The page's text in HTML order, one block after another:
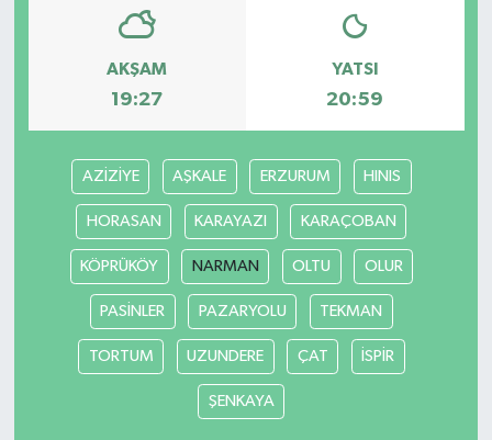
AKŞAM
19:27
YATSI
20:59
AZİZİYE AŞKALE ERZURUM HINIS
HORASAN KARAYAZI KARAÇOBAN
KÖPRÜKÖY NARMAN OLTU OLUR
PASİNLER PAZARYOLU TEKMAN
TORTUM UZUNDERE ÇAT İSPİR
ŞENKAYA
Yaşam